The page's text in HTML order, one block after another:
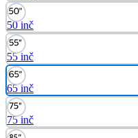
50 inč
55 inč
65 inč
75 inč